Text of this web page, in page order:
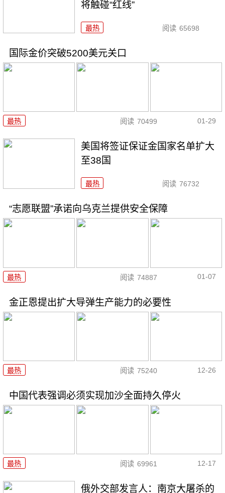
将触碰“红线”
最热 阅读 65698
国际金价突破5200美元关口
最热 阅读 70499 01-29
美国将签证保证金国家名单扩大
至38国
最热 阅读 76732
“志愿联盟”承诺向乌克兰提供安全保障
最热 阅读 74887 01-07
金正恩提出扩大导弹生产能力的必要性
最热 阅读 75240 12-26
中国代表强调必须实现加沙全面持久停火
最热 阅读 69961 12-17
俄外交部发言人：南京大屠杀的